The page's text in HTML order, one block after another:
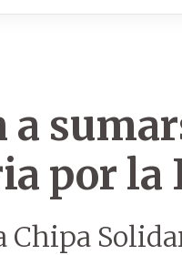
por la
Chipa